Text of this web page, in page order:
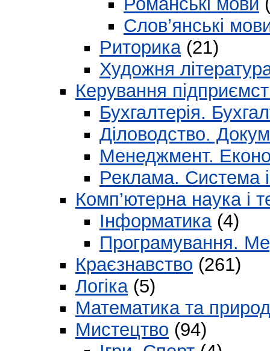
Слов’янські
Риторика(21)
Художня
Керування
Бухгалтерія.
Діловодство.
Менеджмент.
Реклама. Система
Комп’ютерна наука і
Інформатика(4)
Програмування.
Краєзнавство (261)
Логіка(5)
Математика та
Мистецтво (94)